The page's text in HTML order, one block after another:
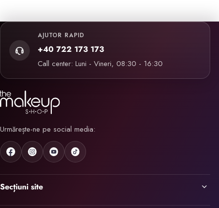
AJUTOR RAPID
+40 722 173 173
Call center: Luni - Vineri, 08:30 - 16:30
Urmărește-ne pe social media:
Secțiuni site